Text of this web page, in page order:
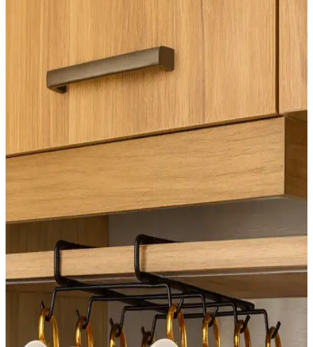
detaylar kullanıcı deneyimleriyle ele alınıyor.
Yüzeysel Ahşap Raflar: Basit Araçlarla Estetik ve
Fonksiyonel Depolama Çözümleri
Yüzeysel ahşap raflar, basit araçlar ve tekniklerle estetik ve
fonksiyonel depolama sağlar. Dayanıklı malzemeler ve dekoratif
detaylarla profesyonel görünüm elde edilir.
Tuvaletin Yer Değiştirilmesi Sonrası LVP Zemin
Onarımı ve Alternatif Çözümler
Tuvaletin yer değiştirmesi sonrası LVP zeminlerde oluşan boşluklar,
uygun malzeme ve yöntemlerle onarılabilir. Epoksi dolgu ve
dekoratif çözümler alternatif olarak değerlendirilebilir.
Isıtıcı Menfezi ve Süpürgelik Yüksekliği
Uyumsuzluğunda Etkili Montaj Çözümleri
Isıtıcı menfezi ile süpürgelik yüksekliği arasındaki uyumsuzluk,
miter kesim, oyuk açma ve menfez kapağı uyumu gibi teknik
yöntemlerle estetik ve fonksiyonel olarak giderilebilir. Ahşabın ısıya
tepkisi ve profil sürekliliği önemlidir.